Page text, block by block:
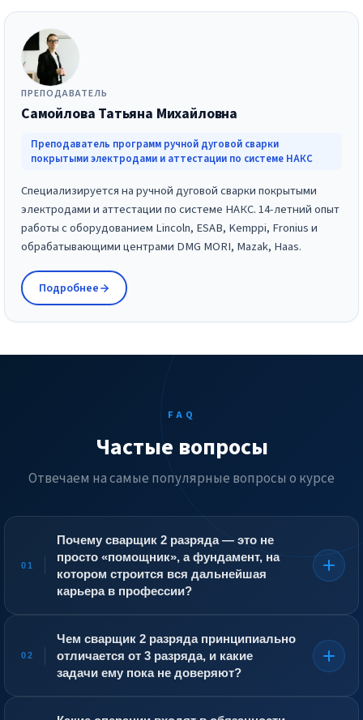
ПРЕПОДАВАТЕЛЬ
Самойлова Татьяна Михайловна
Преподаватель программ ручной дуговой сварки
покрытыми электродами и аттестации по системе НАКС
Специализируется на ручной дуговой сварки покрытыми
электродами и аттестации по системе НАКС. 14-летний опыт
работы с оборудованием Lincoln, ESAB, Kemppi, Fronius и
обрабатывающими центрами DMG MORI, Mazak, Haas.
Подробнее
FAQ
Частые вопросы
Отвечаем на самые популярные вопросы о курсе
01
Почему сварщик 2 разряда — это не
просто «помощник», а фундамент, на
котором строится вся дальнейшая
карьера в профессии?
человек освоил азы профессии и готов выполнять
простейшие сварочные работы под контролем более
опытных коллег. Это не ученик, которому можно
доверить только уборку, а младший специалист, уже
металлоконструкций — ограждений, кронштейнов,
02
Чем сварщик 2 разряда принципиально
отличается от 3 разряда, и какие
задачи ему пока не доверяют?